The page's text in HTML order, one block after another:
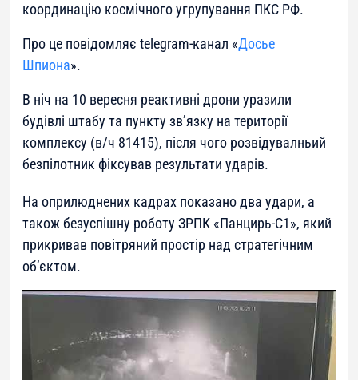
координацію космічного угрупування ПКС РФ.
Про це повідомляє telegram-канал «Досье
Шпиона».
В ніч на 10 вересня реактивні дрони уразили
будівлі штабу та пункту зв’язку на території
комплексу (в/ч 81415), після чого розвідувалньий
безпілотник фіксував результати ударів.
На оприлюднених кадрах показано два удари, а
також безуспішну роботу ЗРПК «Панцирь-С1», який
прикривав повітряний простір над стратегічним
об’єктом.